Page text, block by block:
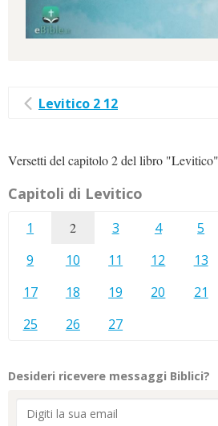
Levitico 2 12
Versetti del capitolo 2 del libro
Capitoli di Levitico
1 2 3 4 5
9
10 11 12 13
17
18 19 20 21
25
26 27
Desideri ricevere messaggi Biblici?